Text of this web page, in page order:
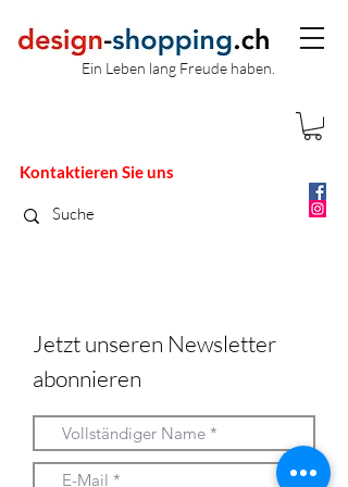
Ein Leben lang Freude haben.
Kontaktieren Sie uns
Jetzt unseren Newsletter
abonnieren